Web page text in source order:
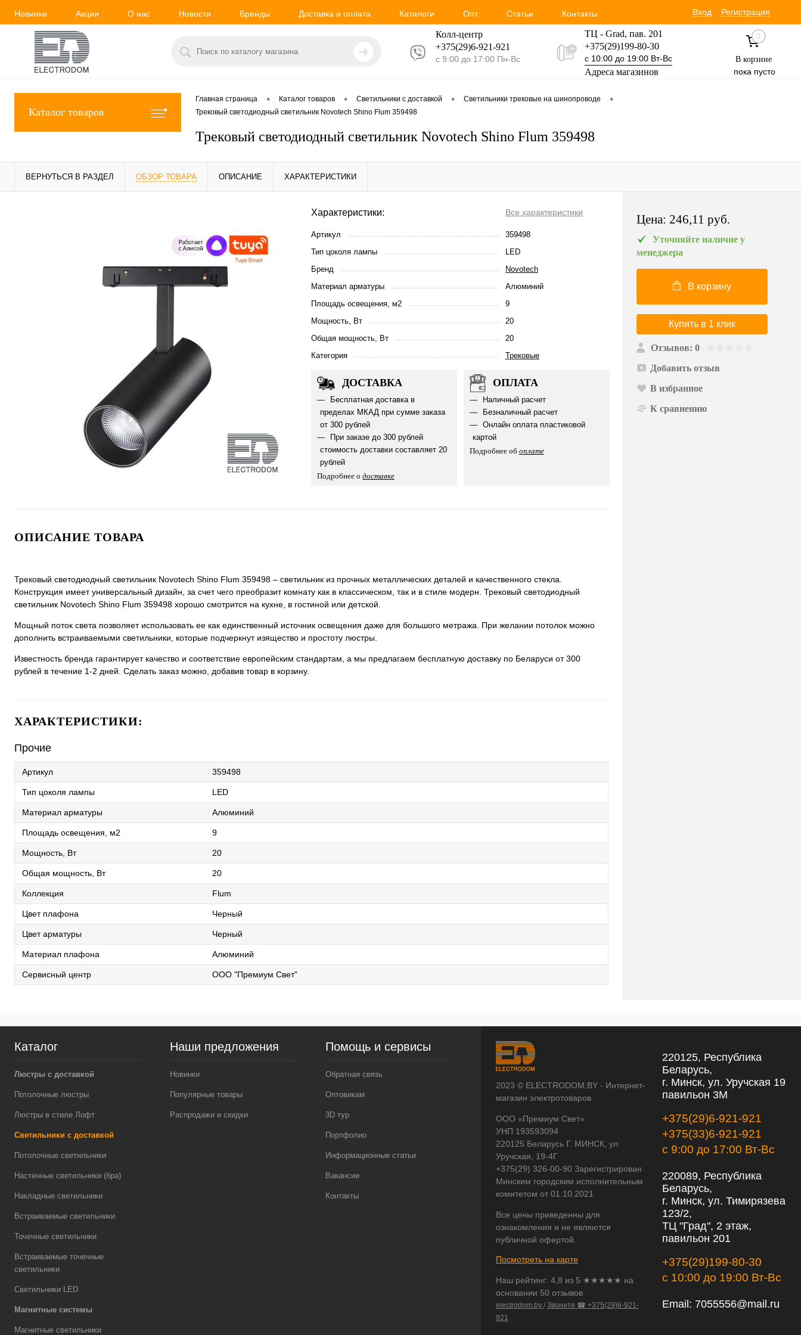
Новинки Акции О нас Новости Бренды Доставка и оплата Каталоги Опт Статьи Контакты Вход Регистрация
Колл-центр
+375(29)6-921-921
с 9:00 до 17:00 Пн-Вс
ТЦ - Grad, пав. 201
+375(29)199-80-30
с 10:00 до 19:00 Вт-Вс
Адреса магазинов
+375(29)354-30-60
0
В корзине
пока пусто
Каталог товаров
Главная страница • Каталог товаров • Светильники с доставкой • Светильники трековые на шинопроводе •
Трековый светодиодный светильник Novotech Shino Flum 359498
Трековый светодиодный светильник Novotech Shino Flum 359498
ВЕРНУТЬСЯ В РАЗДЕЛ ОБЗОР ТОВАРА ОПИСАНИЕ ХАРАКТЕРИСТИКИ
Характеристики: Все характеристики
Артикул
359498
Тип цоколя лампы
LED
Бренд
Novotech
Материал арматуры
Алюминий
Площадь освещения, м2
9
Мощность, Вт
20
Общая мощность, Вт
20
Категория
Трековые
ДОСТАВКА
Бесплатная доставка в
пределах МКАД при сумме заказа
от 300 рублей
При заказе до 300 рублей
стоимость доставки составляет 20
рублей
Подробнее о доставке
ОПЛАТА
Наличный расчет
Безналичный расчет
Онлайн оплата пластиковой
картой
Подробнее об оплате
ОПИСАНИЕ ТОВАРА
Трековый светодиодный светильник Novotech Shino Flum 359498 – светильник из прочных металлических деталей и качественного стекла.
Конструкция имеет универсальный дизайн, за счет чего преобразит комнату как в классическом, так и в стиле модерн. Трековый светодиодный
светильник Novotech Shino Flum 359498 хорошо смотрится на кухне, в гостиной или детской.
Мощный поток света позволяет использовать ее как единственный источник освещения даже для большого метража. При желании потолок можно
дополнить встраиваемыми светильники, которые подчеркнут изящество и простоту люстры.
Известность бренда гарантирует качество и соответствие европейским стандартам, а мы предлагаем бесплатную доставку по Беларуси от 300
рублей в течение 1-2 дней. Сделать заказ можно, добавив товар в корзину.
ХАРАКТЕРИСТИКИ:
Прочие
Артикул 359498
Тип цоколя лампы LED
Материал арматуры Алюминий
Площадь освещения, м2 9
Мощность, Вт 20
Общая мощность, Вт 20
Коллекция Flum
Цвет плафона Черный
Цвет арматуры Черный
Материал плафона Алюминий
Сервисный центр ООО "Премиум Свет"
Цена: 246,11 pуб.
Уточняйте наличие у
менеджера
В корзину
Купить в 1 клик
Отзывов: 0
Добавить отзыв
В избранное
К сравнению
Каталог
Люстры с доставкой
Потолочные люстры
Люстры в стиле Лофт
Светильники с доставкой
Потолочные светильники
Настенные светильники (бра)
Накладные светильники
Встраиваемые светильники
Точечные светильники
Встраиваемые точечные
светильники
Светильники LED
Магнитные системы
Магнитные светильники
Наши предложения
Новинки
Популярные товары
Распродажи и скидки
Помощь и сервисы
Обратная связь
Оптовикам
3D тур
Портфолио
Информационные статьи
Вакансии
Контакты
2023 © ELECTRODOM.BY - Интернет-
магазин электротоваров
ООО «Премиум Свет»
УНП 193593094
220125 Беларусь Г. МИНСК, ул
Уручская, 19-4Г
+375(29) 326-00-90 Зарегистрирован
Минским городским исполнительным
комитетом от 01.10.2021
Все цены приведенны для
ознакомления и не являются
публичной офертой.
Посмотреть на карте
Наш рейтинг: 4,8 из 5 ★★★★★ на
основании 50 отзывов
electrodom.by / Звоните ☎ +375(29)6-921-
921
220125, Республика
Беларусь,
г. Минск, ул. Уручская 19
павильон 3М
+375(29)6-921-921
+375(33)6-921-921
с 9:00 до 17:00 Вт-Вс
220089, Республика
Беларусь,
г. Минск, ул. Тимирязева
123/2,
ТЦ "Град", 2 этаж,
павильон 201
+375(29)199-80-30
с 10:00 до 19:00 Вт-Вс
Email: 7055556@mail.ru